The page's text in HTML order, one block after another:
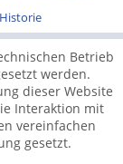
Historie
Betrieb
werden.
dieser Website
Interaktion mit
vereinfachen
gesetzt.